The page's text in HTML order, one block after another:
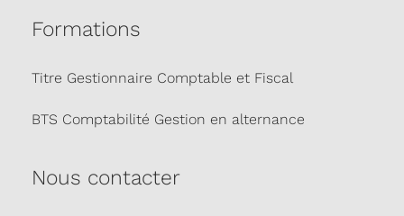
Formations
Titre Gestionnaire Comptable et Fiscal
BTS Comptabilité Gestion en alternance
Nous contacter